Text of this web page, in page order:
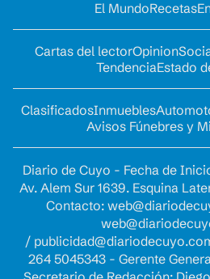
El MundoRecetas
Cartas del lectorOpinion
TendenciaEstado
ClasificadosInmuebles
Avisos Fúnebres y
Diario de Cuyo - Fecha de
Av. Alem Sur 1639. Esquina
Contacto:
/
264 5045343 - Gerente